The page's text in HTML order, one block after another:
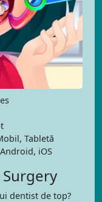
Tabletă
iOS
dentist de top?